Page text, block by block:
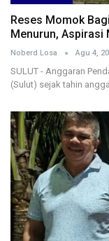
Reses Momok
Menurun, Aspirasi
Noberd Losa Agu 4,
SULUT - Anggaran
(Sulut) sejak tahin